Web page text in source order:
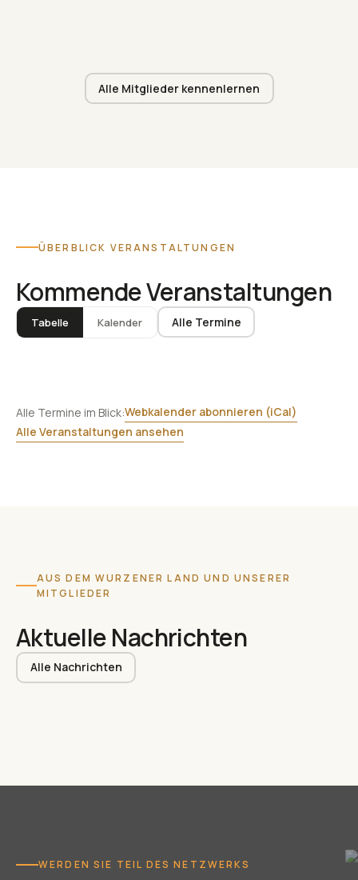
Alle Mitglieder kennenlernen
ÜBERBLICK VERANSTALTUNGEN
Kommende Veranstaltungen
Tabelle Kalender Alle Termine
Alle Termine im Blick:Webkalender abonnieren (iCal)
Alle Veranstaltungen ansehen
AUS DEM WURZENER LAND UND UNSERER
MITGLIEDER
Aktuelle Nachrichten
Alle Nachrichten
WERDEN SIE TEIL DES NETZWERKS